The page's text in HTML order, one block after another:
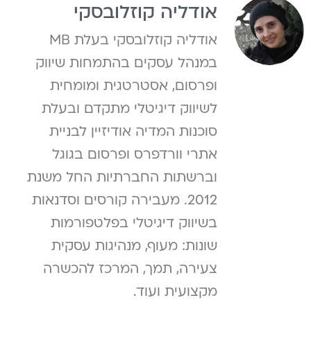
אודליה קוזלובסקי
אודליה קוזלובסקי בעלת MB
במנהל עסקים בהתמחות שיווק
ופרסום, אסטרטגית ומומחית
לשיווק דיגיטלי מתקדם ובעלת
סוכנות המדיה אודיזיין לבניית
אתרי וורדפרס ופרסום בגוגל
וברשתות החברתיות החל משנת
2012. מעבירה קורסים וסדנאות
בשיווק דיגיטלי בפלטפורמות
שונות: מעוף, מנהיגות עסקית
צעירה, תמך, המרכז להכשרה
מקצועית ועוד.